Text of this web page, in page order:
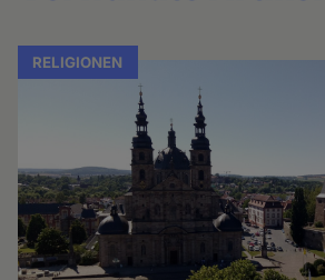
RELIGIONEN